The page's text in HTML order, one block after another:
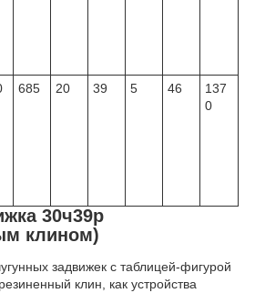
685 20 39 5 46
137
0
30ч39р
клином)
задвижек с таблицей-фигурой
клин, как устройства